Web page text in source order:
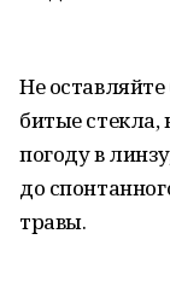
Не
битые
погоду в
до
травы.